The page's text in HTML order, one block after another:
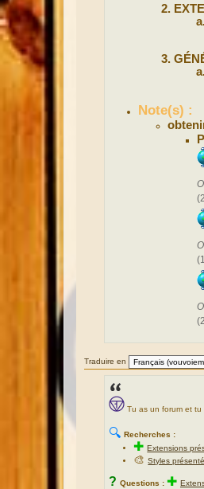
Note(s) :
Traduire en
Tu as un forum et tu
🔍 Recherches :
✚Extensions
🎨Styles
? Questions : ✚